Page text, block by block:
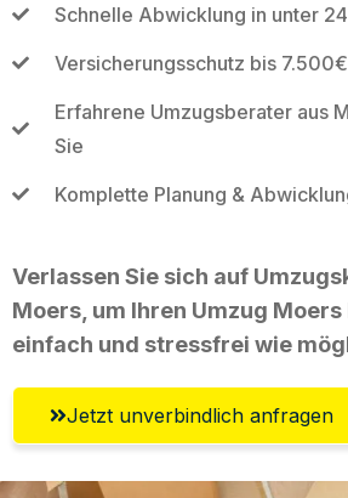
Schnelle Abwicklung in unter
Versicherungsschutz bis
Erfahrene Umzugsberater aus
Sie
Komplette Planung &
Verlassen Sie sich auf
Moers, um Ihren Umzug
einfach und stressfrei wie
Jetzt unverbindlich anfragen